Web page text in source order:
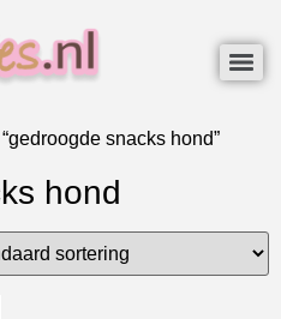
snacks hond”
hond